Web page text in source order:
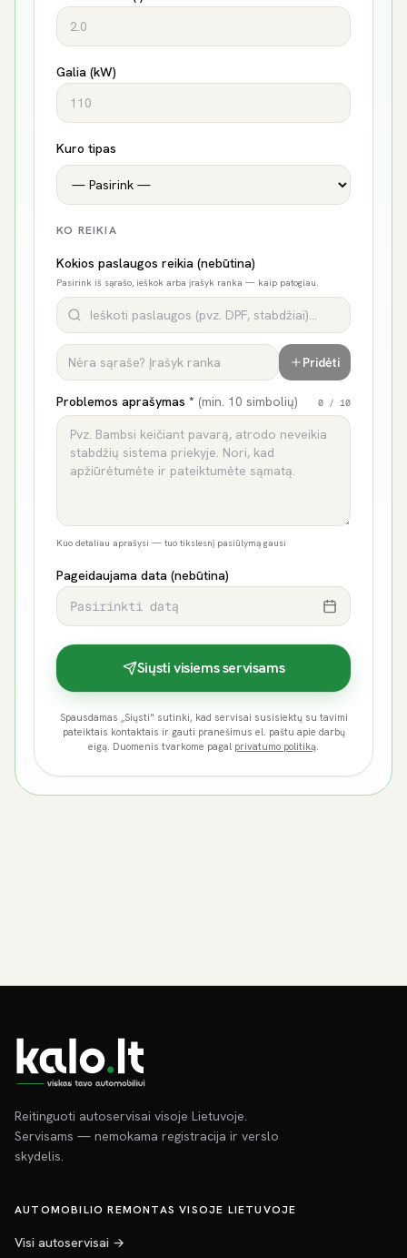
Galia (kW)
Kuro tipas
KO REIKIA
Kokios paslaugos reikia (nebūtina)
Pasirink iš sąrašo, ieškok arba įrašyk ranka — kaip patogiau.
Pridėti
Problemos aprašymas * (min. 10 simbolių) 0 / 10
Kuo detaliau aprašysi — tuo tikslesnį pasiūlymą gausi
Pageidaujama data (nebūtina)
Pasirinkti datą
Siųsti visiems servisams
Spausdamas „Siųsti" sutinki, kad servisai susisiektų su tavimi
pateiktais kontaktais ir gauti pranešimus el. paštu apie darbų
eigą. Duomenis tvarkome pagal privatumo politiką.
Reitinguoti autoservisai visoje Lietuvoje.
Servisams — nemokama registracija ir verslo
skydelis.
AUTOMOBILIO REMONTAS VISOJE LIETUVOJE
Visi autoservisai →